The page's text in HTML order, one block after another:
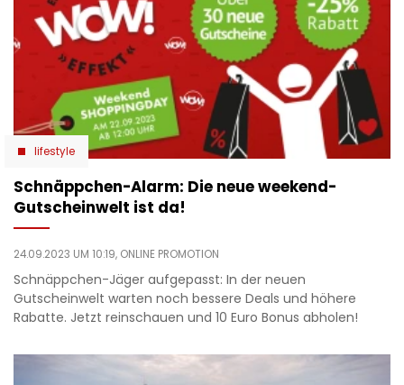
lifestyle
Schnäppchen-Alarm: Die neue weekend-
Gutscheinwelt ist da!
24.09.2023 UM 10:19, ONLINE PROMOTION
Schnäppchen-Jäger aufgepasst: In der neuen
Gutscheinwelt warten noch bessere Deals und höhere
Rabatte. Jetzt reinschauen und 10 Euro Bonus abholen!